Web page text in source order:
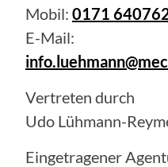
Mobil: 0171
E-Mail:
Vertreten durch
Udo Lühmann-
Eingetragener